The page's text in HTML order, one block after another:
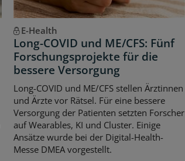
E-Health
Long-COVID und ME/CFS: Fünf
Forschungsprojekte für die
bessere Versorgung
Long-COVID und ME/CFS stellen Ärztinnen
und Ärzte vor Rätsel. Für eine bessere
Versorgung der Patienten setzten Forscher
auf Wearables, KI und Cluster. Einige
Ansätze wurde bei der Digital-Health-
Messe DMEA vorgestellt.